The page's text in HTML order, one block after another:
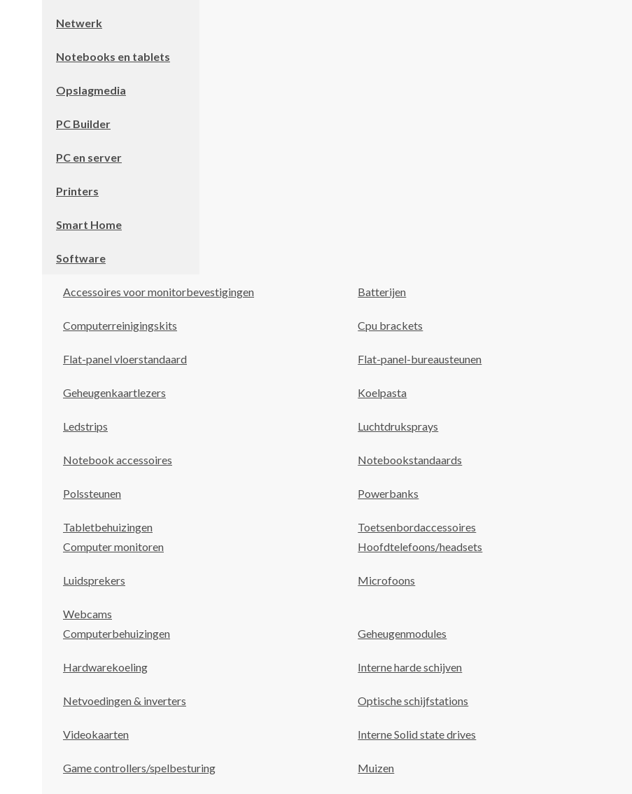
Netwerk
Notebooks en tablets
Opslagmedia
PC Builder
PC en server
Printers
Smart Home
Software
Accessoires voor monitorbevestigingen Batterijen
Computerreinigingskits Cpu brackets
Flat-panel vloerstandaard Flat-panel-bureausteunen
Geheugenkaartlezers Koelpasta
Ledstrips Luchtdruksprays
Notebook accessoires Notebookstandaards
Polssteunen Powerbanks
Tabletbehuizingen
Toetsenbordaccessoires
Computer monitoren
Hoofdtelefoons/headsets
Luidsprekers Microfoons
Webcams
Computerbehuizingen
Geheugenmodules
Hardwarekoeling Interne harde schijven
Netvoedingen & inverters Optische schijfstations
Videokaarten Interne Solid state drives
Game controllers/spelbesturing Muizen